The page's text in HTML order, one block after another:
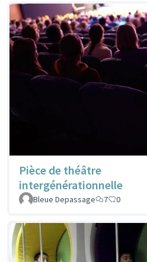
Pièce de théâtre
intergénérationnelle
Bleue Depassage
7 0